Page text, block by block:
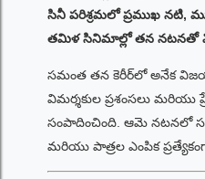
సినీ పరిశ్రమలో ప్రముఖ నటి,
తమిళ సినిమాల్లో తన నటనతో
సమంత తన కెరీర్‌లో అనేక
విమర్శకుల ప్రశంసలు మరియు
సంపాదించింది. ఆమె నటనలో
మరియు పాత్రల ఎంపిక